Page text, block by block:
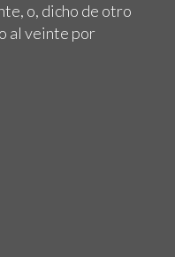
o, dicho de otro
al veinte por